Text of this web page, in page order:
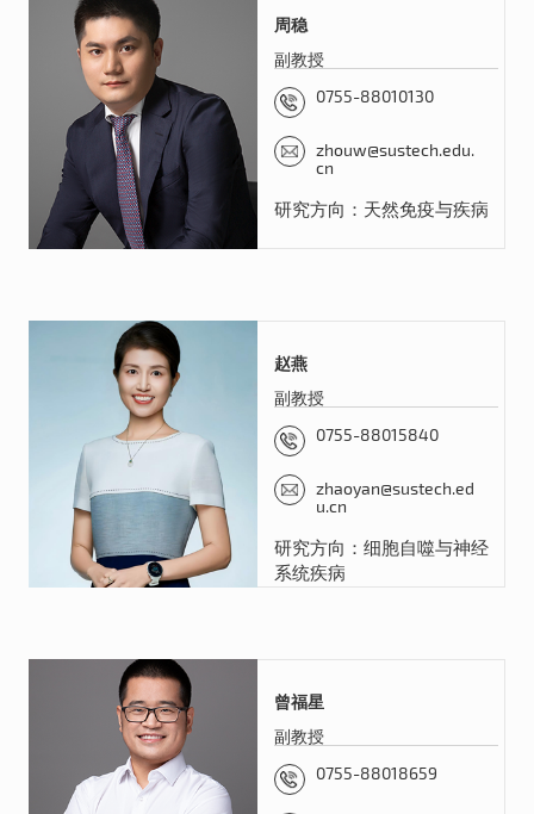
周稳
副教授
0755-88010130
zhouw@sustech.edu.
cn
研究方向：天然免疫与疾病
赵燕
副教授
0755-88015840
zhaoyan@sustech.ed
u.cn
研究方向：细胞自噬与神经
系统疾病
曾福星
副教授
0755-88018659